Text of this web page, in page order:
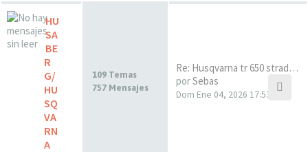
HU
SA
BE
R
G/
HU
SQ
VA
RN
A
109 Temas
757 Mensajes
Re: Husqvarna tr 650 strada a…
porSebas
Dom Ene 04, 2026 17:53